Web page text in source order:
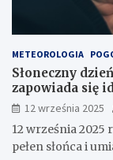
METEOROLOGIA
Słoneczny
zapowiada się
12 września 2025
12 września 2025
pełen słońca i